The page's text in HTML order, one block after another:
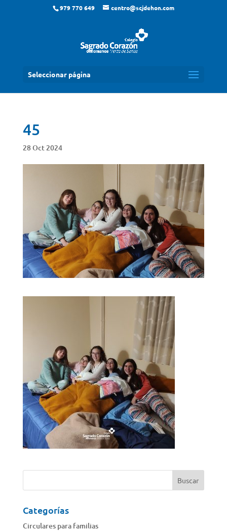
979 770 649 centro@scjdehon.com
Seleccionar página
45
28 Oct 2024
Categorías
Circulares para familias